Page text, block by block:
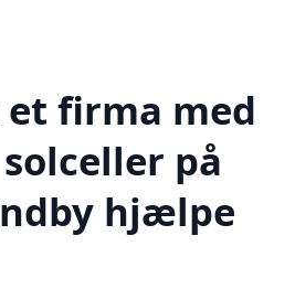
et firma med
på
hjælpe